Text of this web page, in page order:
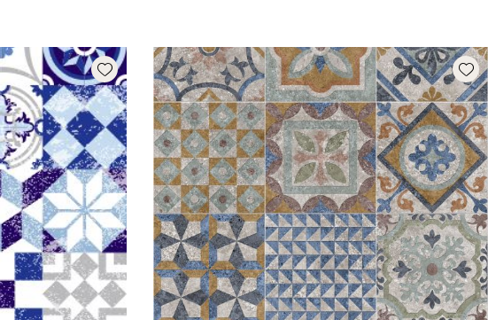
Add wishlist
Add wishlist